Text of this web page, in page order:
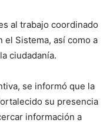
al trabajo coordinado
Sistema, así como a
ciudadanía.
se informó que la
su presencia
información a